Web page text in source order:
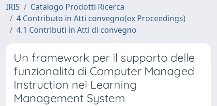
IRIS
Catalogo Prodotti Ricerca
4 Contributo in Atti convegno(ex Proceedings)
4.1 Contributi in Atti di convegno
Un framework per il supporto delle
funzionalità di Computer Managed
Instruction nei Learning
Management System